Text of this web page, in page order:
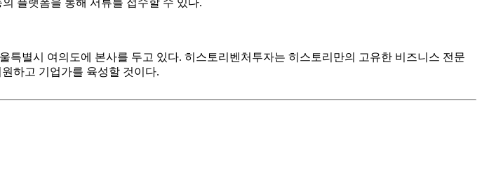
플랫폼을 통해 서류를 접수할 수 있다.
별시 여의도에 본사를 두고 있다. 히스토리벤처투자는 히스토리만의 고유한 비즈니스 전문
하고 기업가를 육성할 것이다.